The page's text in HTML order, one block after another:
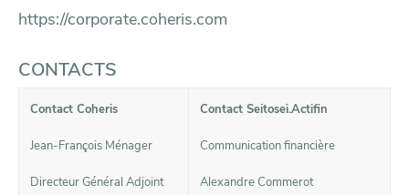
https://corporate.coheris.com
CONTACTS
Contact Coheris
Jean-François Ménager
Directeur Général Adjoint
Contact Seitosei.Actifin
Communication financière
Alexandre Commerot